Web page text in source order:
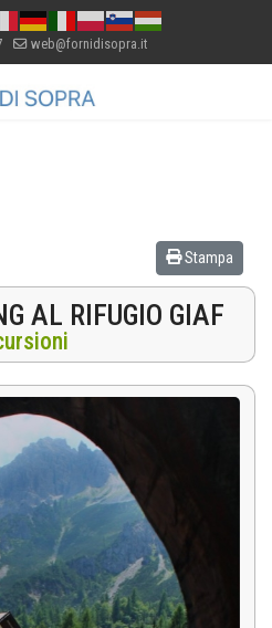
web@fornidisopra.it
Stampa
AL RIFUGIO GIAF